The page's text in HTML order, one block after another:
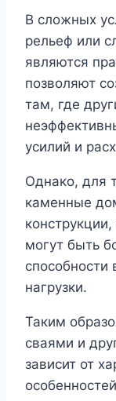
В сложных
рельеф или
являются
позволяют
там, где
усилий и
Однако, для
каменные
могут быть
нагрузки.
Таким
сваями и
зависит от